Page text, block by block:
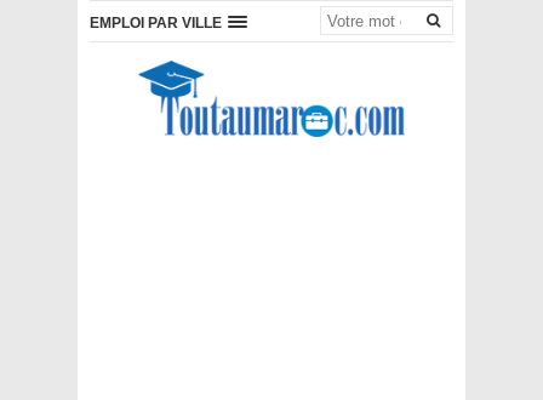
EMPLOI PAR VILLE